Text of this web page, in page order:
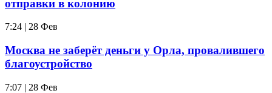
отправки в колонию
7:24 | 28 Фев
Москва не заберёт деньги у Орла, провалившего
благоустройство
7:07 | 28 Фев